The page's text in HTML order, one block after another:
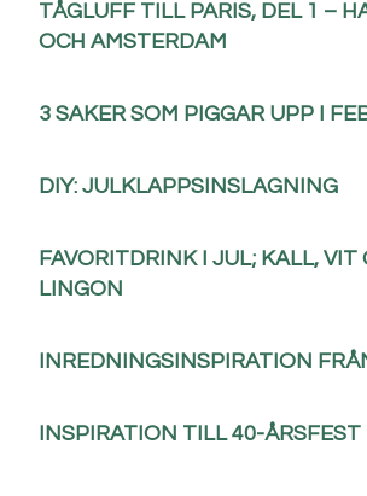
TÅGLUFF TILL PARIS, DEL 1 –
OCH AMSTERDAM
3 SAKER SOM PIGGAR UPP I
DIY: JULKLAPPSINSLAGNING
FAVORITDRINK I JUL; KALL, VIT
LINGON
INREDNINGSINSPIRATION
INSPIRATION TILL 40-ÅRSFEST